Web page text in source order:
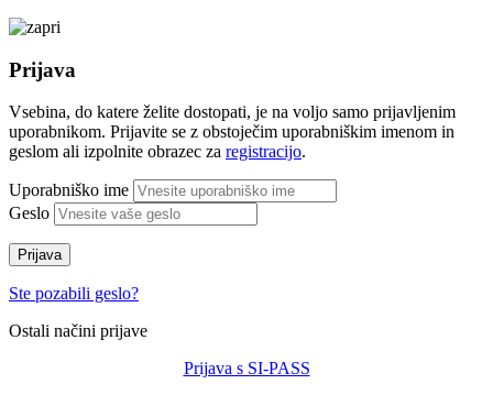
Prijava
Vsebina, do katere želite dostopati, je na voljo samo prijavljenim
uporabnikom. Prijavite se z obstoječim uporabniškim imenom in
geslom ali izpolnite obrazec za registracijo.
Uporabniško ime
Geslo
Prijava
Ste pozabili geslo?
Ostali načini prijave
Prijava s SI-PASS